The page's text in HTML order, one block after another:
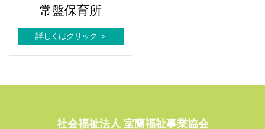
常盤保育所
詳しくはクリック ＞
社会福祉法人 室蘭福祉事業協会